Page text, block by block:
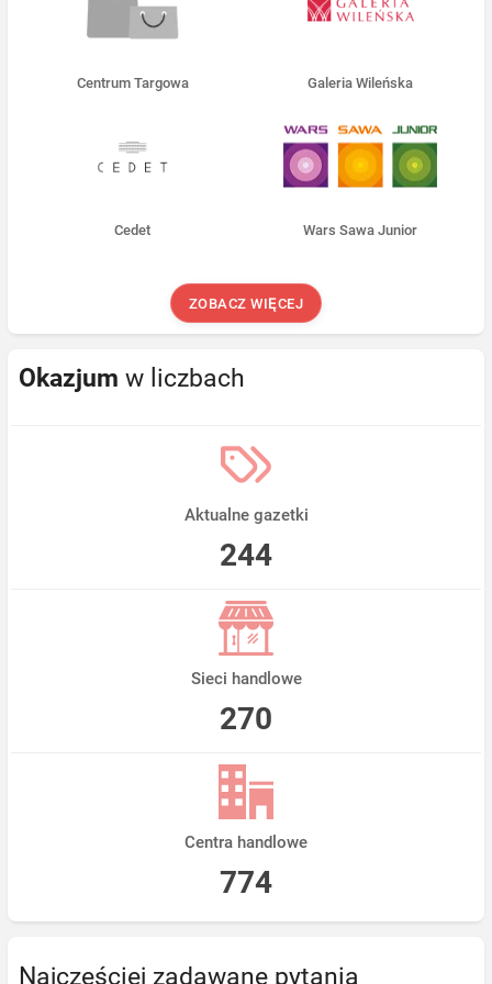
Centrum Targowa Galeria Wileńska
Cedet Wars Sawa Junior
ZOBACZ WIĘCEJ
Okazjum w liczbach
Aktualne gazetki
244
Sieci handlowe
270
Centra handlowe
774
Najczęściej zadawane pytania